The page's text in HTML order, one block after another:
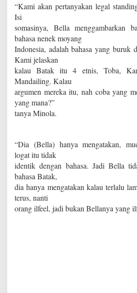
“Kami akan pertanyakan legal
Isi
somasinya, Bella menggambarkan
bahasa nenek moyang
Indonesia, adalah bahasa yang buruk
Kami jelaskan
kalau Batak itu 4 etnis, Toba,
Mandailing. Kalau
argumen mereka itu, nah coba yang
yang mana?”
tanya Minola.
“Dia (Bella) hanya mengatakan,
logat itu tidak
identik dengan bahasa. Jadi Bella
bahasa Batak,
dia hanya mengatakan kalau terlalu
terus, nanti
orang ilfeel, jadi bukan Bellanya yang